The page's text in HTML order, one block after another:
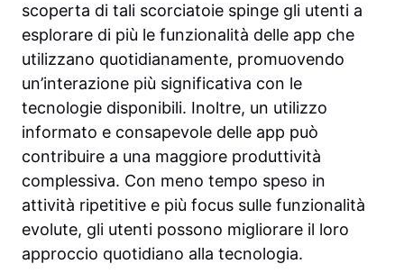
scoperta di tali scorciatoie spinge gli utenti a
esplorare di più le funzionalità delle app che
utilizzano quotidianamente, promuovendo
un’interazione più significativa con le
tecnologie disponibili. Inoltre, un utilizzo
informato e consapevole delle app può
contribuire a una maggiore produttività
complessiva. Con meno tempo speso in
attività ripetitive e più focus sulle funzionalità
evolute, gli utenti possono migliorare il loro
approccio quotidiano alla tecnologia.